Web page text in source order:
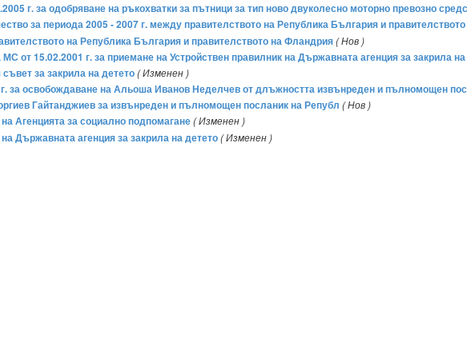
г. за одобряване на ръкохватки за пътници за тип ново двуколесно моторно превозно
за периода 2005 - 2007 г. между правителството на Република България и
на Република България и правителството на Фландрия( Нов )
от 15.02.2001 г. за приемане на Устройствен правилник на Държавната агенция за закрила
за закрила на детето( Изменен )
за освобождаване на Альоша Иванов Неделчев от длъжността извънреден и пълномощен
Гайтанджиев за извънреден и пълномощен посланик на Републ ( Нов )
Агенцията за социално подпомагане( Изменен )
Държавната агенция за закрила на детето( Изменен )